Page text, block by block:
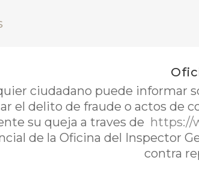
ciudadano puede informar
el delito de fraude o actos de
su queja a traves de https://
de la Oficina del Inspector
contra